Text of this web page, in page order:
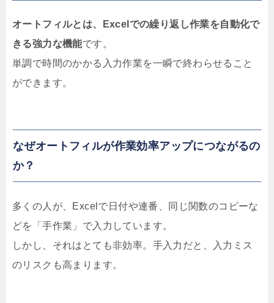
オートフィルとは、Excelでの繰り返し作業を自動化で
きる強力な機能です。
単調で時間のかかる入力作業を一瞬で終わらせること
ができます。
なぜオートフィルが作業効率アップにつながるの
か？
多くの人が、Excelで日付や連番、同じ関数のコピーな
どを「手作業」で入力しています。
しかし、それはとても非効率。手入力だと、入力ミス
のリスクも高まります。